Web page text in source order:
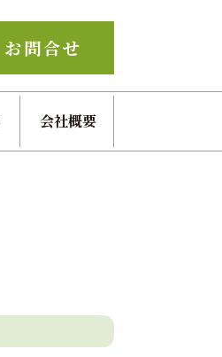
お問合せ
会社概要